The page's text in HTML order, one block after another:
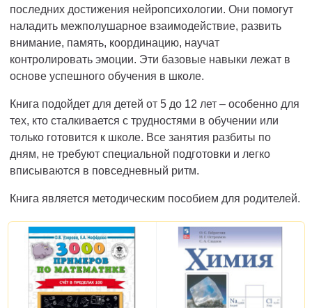
последних достижения нейропсихологии. Они помогут
наладить межполушарное взаимодействие, развить
внимание, память, координацию, научат
контролировать эмоции. Эти базовые навыки лежат в
основе успешного обучения в школе.
Книга подойдет для детей от 5 до 12 лет – особенно для
тех, кто сталкивается с трудностями в обучении или
только готовится к школе. Все занятия разбиты по
дням, не требуют специальной подготовки и легко
вписываются в повседневный ритм.
Книга является методическим пособием для родителей.